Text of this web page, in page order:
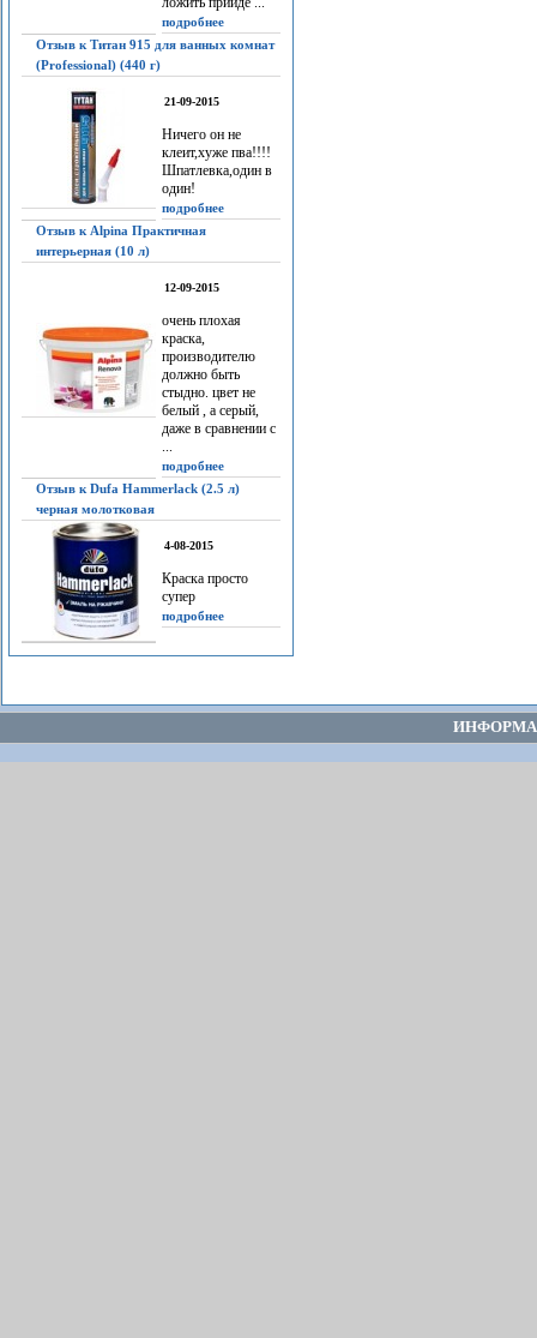
подробнее
Отзыв к Титан 915 для ванных комнат
(Professional) (440 г)
21-09-2015
Ничего он не
клеит,хуже пва!!!!
Шпатлевка,один в
один!
подробнее
Отзыв к Alpina Практичная
интерьерная (10 л)
12-09-2015
очень плохая
краска,
производителю
должно быть
стыдно. цвет не
белый , а серый,
даже в сравнении с
...
подробнее
Отзыв к Dufa Hammerlack (2.5 л)
черная молотковая
4-08-2015
Краска просто
супер
подробнее